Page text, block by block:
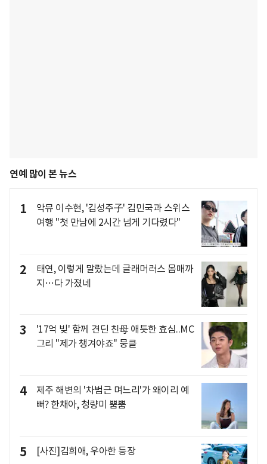
연예 많이 본 뉴스
1
악뮤 이수현, '김성주子' 김민국과 스위스
여행 "첫 만남에 2시간 넘게 기다렸다"
2
태연, 이렇게 말랐는데 글래머러스 몸매까
지…다 가졌네
3
'17억 빚' 함께 견딘 친母 애틋한 효심..MC
그리 "제가 챙겨야죠" 뭉클
4
제주 해변의 '차범근 며느리'가 왜이리 예
뻐? 한채아, 청량미 뿜뿜
5 [사진]김희애, 우아한 등장